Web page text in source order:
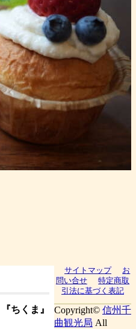
『ちくま 』
サイトマップ
お
問い合せ
特定商取
引法に基づく表記
Copyright© 信州千
曲観光局 All